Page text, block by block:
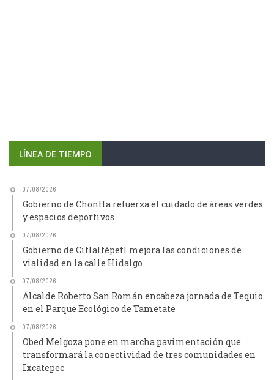
LÍNEA DE TIEMPO
07/08/2026
Gobierno de Chontla refuerza el cuidado de áreas verdes
y espacios deportivos
07/08/2026
Gobierno de Citlaltépetl mejora las condiciones de
vialidad en la calle Hidalgo
07/08/2026
Alcalde Roberto San Román encabeza jornada de Tequio
en el Parque Ecológico de Tametate
07/08/2026
Obed Melgoza pone en marcha pavimentación que
transformará la conectividad de tres comunidades en
Ixcatepec